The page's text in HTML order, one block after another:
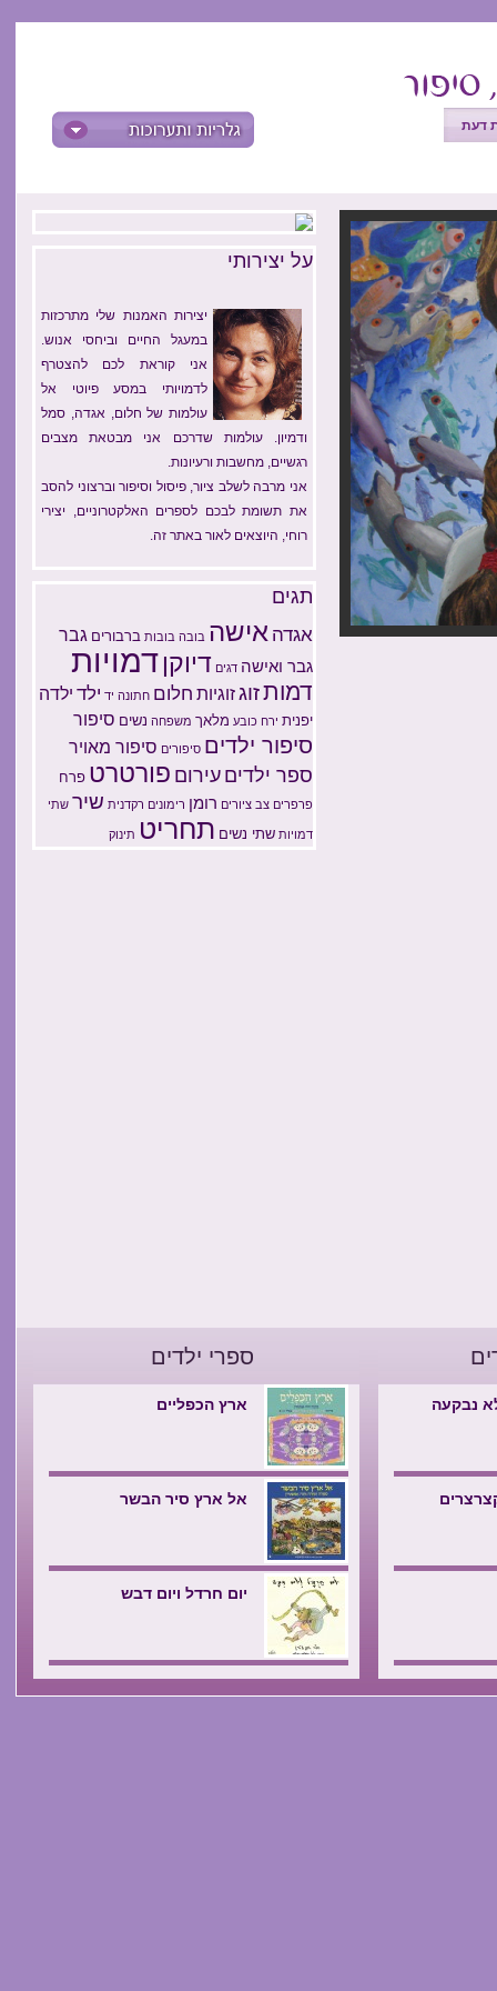
דעת
על יצירותי
יצירות האמנות שלי מתרכזות
במעגל החיים וביחסי אנוש.
אני קוראת לכם להצטרף
לדמויותי במסע פיוטי אל
עולמות של חלום, אגדה, סמל
ודמיון. עולמות שדרכם אני מבטאת מצבים
רגשיים, מחשבות ורעיונות.
אני מרבה לשלב ציור, פיסול וסיפור וברצוני להסב
את תשומת לבכם לספרים האלקטרוניים, יצירי
רוחי, היוצאים לאור באתר זה.
תגים
אגדה אישה בובה בובות ברבורים גבר
גבר ואישה דגים דיוקןדמויות
דמותזוגזוגיות חלום חתונה יד ילד ילדה
יפנית ירח כובע מלאך משפחה נשים סיפור
סיפור ילדים סיפורים סיפור מאויר
ספר ילדים עירום פורטרט פרח
פרפרים צב ציורים רומן רימונים רקדנית שיר שתי
דמויות שתי נשים תחריט תינוק
ספרי ילדים
ארץ הכפליים
אל ארץ סיר הבשר
יום חרדל ויום דבש
נבקעה